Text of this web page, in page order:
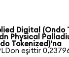
Digital (Ondo
Physical
Tokenized)'na
eşittir